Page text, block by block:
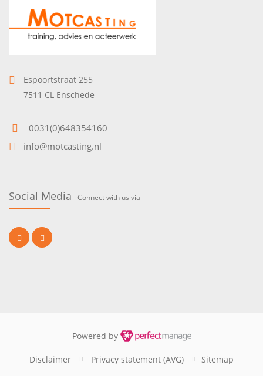
Espoortstraat 255
7511 CL Enschede
0031(0)648354160
info@motcasting.nl
Social Media - Connect with us via
Powered by
Disclaimer Privacy statement (AVG) Sitemap